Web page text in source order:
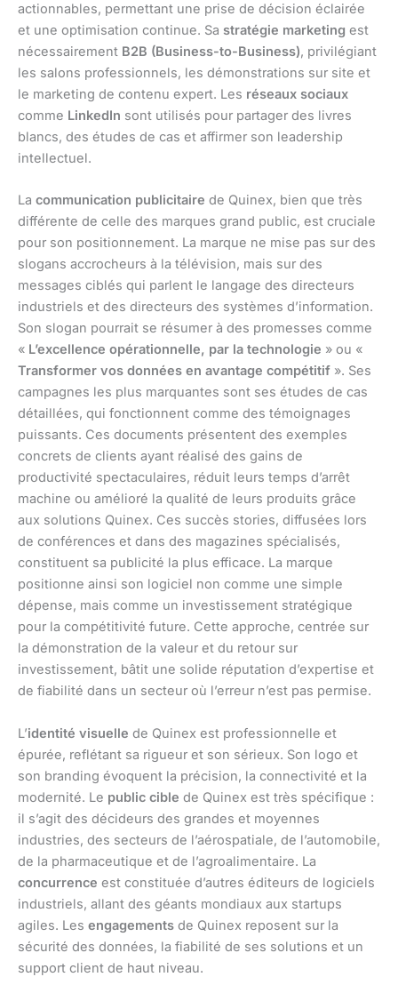
actionnables, permettant une prise de décision éclairée
et une optimisation continue. Sa stratégie marketing est
nécessairement B2B (Business-to-Business), privilégiant
les salons professionnels, les démonstrations sur site et
le marketing de contenu expert. Les réseaux sociaux
comme LinkedIn sont utilisés pour partager des livres
blancs, des études de cas et affirmer son leadership
intellectuel.
La communication publicitaire de Quinex, bien que très
différente de celle des marques grand public, est cruciale
pour son positionnement. La marque ne mise pas sur des
slogans accrocheurs à la télévision, mais sur des
messages ciblés qui parlent le langage des directeurs
industriels et des directeurs des systèmes d’information.
Son slogan pourrait se résumer à des promesses comme
« L’excellence opérationnelle, par la technologie » ou «
Transformer vos données en avantage compétitif ». Ses
campagnes les plus marquantes sont ses études de cas
détaillées, qui fonctionnent comme des témoignages
puissants. Ces documents présentent des exemples
concrets de clients ayant réalisé des gains de
productivité spectaculaires, réduit leurs temps d’arrêt
machine ou amélioré la qualité de leurs produits grâce
aux solutions Quinex. Ces succès stories, diffusées lors
de conférences et dans des magazines spécialisés,
constituent sa publicité la plus efficace. La marque
positionne ainsi son logiciel non comme une simple
dépense, mais comme un investissement stratégique
pour la compétitivité future. Cette approche, centrée sur
la démonstration de la valeur et du retour sur
investissement, bâtit une solide réputation d’expertise et
de fiabilité dans un secteur où l’erreur n’est pas permise.
L’identité visuelle de Quinex est professionnelle et
épurée, reflétant sa rigueur et son sérieux. Son logo et
son branding évoquent la précision, la connectivité et la
modernité. Le public cible de Quinex est très spécifique :
il s’agit des décideurs des grandes et moyennes
industries, des secteurs de l’aérospatiale, de l’automobile,
de la pharmaceutique et de l’agroalimentaire. La
concurrence est constituée d’autres éditeurs de logiciels
industriels, allant des géants mondiaux aux startups
agiles. Les engagements de Quinex reposent sur la
sécurité des données, la fiabilité de ses solutions et un
support client de haut niveau.